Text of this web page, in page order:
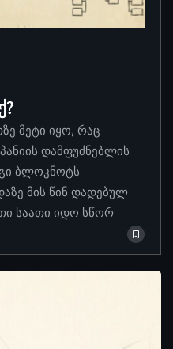
მეტი იყო, რაც
დამფუძნებლის
ბლოკნოტს
მის წინ დადებულ
საათი იდო სწორ